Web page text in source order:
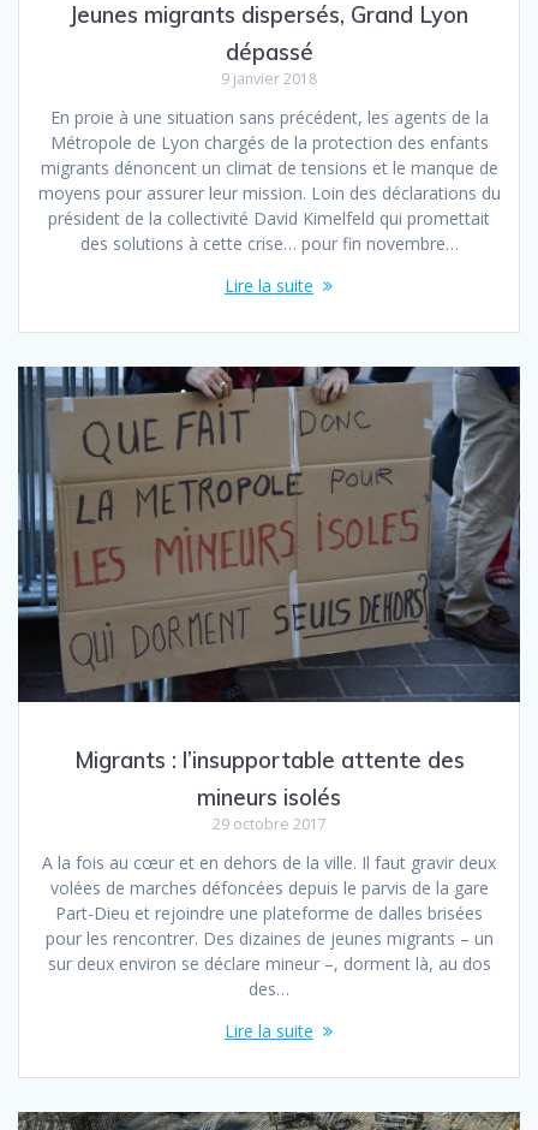
Jeunes migrants dispersés, Grand Lyon
dépassé
9 janvier 2018
En proie à une situation sans précédent, les agents de la
Métropole de Lyon chargés de la protection des enfants
migrants dénoncent un climat de tensions et le manque de
moyens pour assurer leur mission. Loin des déclarations du
président de la collectivité David Kimelfeld qui promettait
des solutions à cette crise… pour fin novembre…
Lire la suite
Migrants : l’insupportable attente des
mineurs isolés
29 octobre 2017
A la fois au cœur et en dehors de la ville. Il faut gravir deux
volées de marches défoncées depuis le parvis de la gare
Part-Dieu et rejoindre une plateforme de dalles brisées
pour les rencontrer. Des dizaines de jeunes migrants – un
sur deux environ se déclare mineur –, dorment là, au dos
des…
Lire la suite